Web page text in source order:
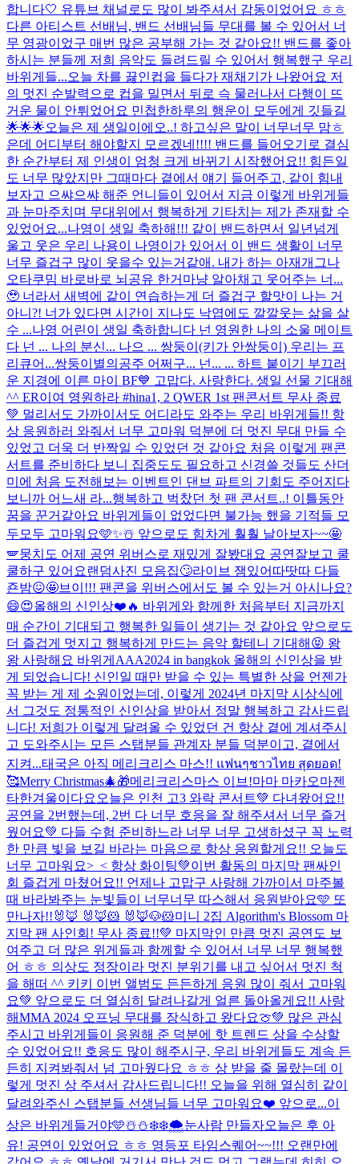
합니다🤍 유튜브 채널로도 많이 봐주셔서 감동이었어요 ㅎㅎ
다른 아티스트 선배님, 밴드 선배님들 무대를 볼 수 있어서 너
무 영광이었구 매번 많은 공부해 가는 것 같아요!! 밴드를 좋아
하시는 분들께 저희 음악도 들려드릴 수 있어서 행복했구 우리
바위게들...오늘 차를 끓인컵을 들다가 재채기가 나왔어요 저
의 멋진 순발력으로 컵을 밀면서 뒤로 슥 물러나서 다행이 뜨
거운 물이 안튀었어요 민첩한하루의 행운이 모두에게 깃들길
🌟🌟🌟오늘은 제 생일이에오..! 하고싶은 말이 너무너무 맘ㅎ
은데 어디부터 해야할지 모르겠네!!!! 밴드를 들어오기로 결심
한 순간부터 제 인생이 엄청 크게 바뀌기 시작했어요!! 힘든일
도 너무 많았지만 그때마다 곁에서 얘기 들어주고, 같이 힘내
보자고 으쌰으쌰 해준 언니들이 있어서 지금 이렇게 바위게들
과 눈마주치며 무대위에서 행복하게 기타치는 제가 존재할 수
있었어요...나영이 생일 축하해!!! 같이 밴드하면서 일년넘게
울고 웃은 우리 나용이 나영이가 있어서 이 밴드 생활이 너무
너무 즐겁구 많이 웃을수 있는거같애. 내가 하는 아재개그나
오타쿠밈 바로바로 뇌공유 한거마냥 알아채고 웃어주는 너...
🥹 너라서 새벽에 같이 연습하는게 더 즐겁구 할맛이 나는 거
아니?! 너가 있다면 시간이 지나도 낙엽에도 깔깔웃는 삶을 살
수 ...나영 어린이 생일 축하합니다 넌 영원한 나의 소울 메이트
다 넌 ... 나의 분신... 나으 ... 쌍둥이(키가 안쌍둥이) 우리는 프
리큐어...쌍둥이별의공주 어쩌구... 넌... ... 하트 붙이기 부끄러
운 지경에 이른 마이 BF💙 고맙다. 사랑한다. 생일 선물 기대해
^^ ER이여 영원하라 #hina1, 2 QWER 1st 팬콘서트 무사 종료
💚 멀리서도 가까이서도 어디라도 와주는 우리 바위게들!! 항
상 응원하러 와줘서 너무 고마워 덕분에 더 멋진 무대 만들 수
있었고 더욱 더 반짝일 수 있었던 것 같아요 처음 이렇게 팬콘
서트를 준비하다 보니 집중도도 필요하고 신경쓸 것들도 산더
미에 처음 도전해보는 이벤트인 댄브 파트의 기회도 주어지다
보니까 어느새 라...행복하고 벅찼던 첫 팬 콘서트..! 이틀동안
꿈을 꾼거같아요 바위게들이 없었다면 불가능 했을 기적들 모
두모두 고마워요🩵✨☃️ 앞으로도 힘차게 훨훨 날아보자~~🤩
🪽뭉치도 어제 공연 위버스로 재밌게 잘봤대요 공연잘보고 쿨
쿨하구 있어요랜덤사진 모음집🙄라이브 잼있어따땃따 다들
죤밤😖🤩브이!!! 팬콘을 위버스에서도 볼 수 있는거 아시나요?
😄😍올해의 신인상❤️🔥 바위게와 함께한 처음부터 지금까지
매 순간이 기대되고 행복한 일들이 생기는 것 같아요 앞으로도
더 즐겁게 멋지고 행복하게 만드는 음악 할테니 기대해😝 왕
왕 사랑해요 바위게 AAA2024 in bangkok 올해의 신인상을 받
게 되었습니다! 신인일 때만 받을 수 있는 특별한 상을 언젠가
꼭 받는 게 제 소원이었는데, 이렇게 2024년 마지막 시상식에
서 그것도 정통적인 신인상을 받아서 정말 행복하고 감사드립
니다! 저희가 이렇게 달려올 수 있었던 건 항상 곁에 계셔주시
고 도와주시는 모든 스탭분들 관계자 분들 덕분이고, 곁에서
지켜...태국은 아직 메리크리스 마스!! แฟนๆชาวไทย สุดยอด!
🥰Merry Christmas🎄🎁메리크리스마스 이브!마마 마카오마젠
타한겨울이다요 오늘은 인천 고3 와락 콘서트💚 다녀왔어요!!
공연을 2번했는데, 2번 다 너무 호응을 잘 해주셔서 너무 즐거
웠어요💚 다들 수험 준비하느라 너무 너무 고생하셨구 꼭 노력
한 만큼 빛을 보길 바라는 마음으로 항상 응원할게요!! 오늘도
너무 고마워요>_< 항상 화이팅💚이번 활동의 마지막 팬싸인
회 즐겁게 마쳤어요!! 언제나 고맙구 사랑해 가까이서 마주볼
때 바라봐주는 눈빛들이 너무너무 따스해서 응원받아요🩵 또
만나자!! 🐰🦊 🐰🦊🐹 🐰🦊🐶🐹미니 2집 Algorithm's Blossom 마
지막 팬 사인회! 무사 종료!!💚 마지막인 만큼 멋진 공연도 보
여주고 더 많은 위게들과 함께할 수 있어서 너무 너무 행복했
어 ㅎㅎ 의상도 정장이라 멋진 분위기를 내고 싶어서 멋진 척
을 해떠 ^^ 키키 이번 앨범도 든든하게 응원 많이 줘서 고마워
요💚 앞으로도 더 열심히 달려나갈게 얼른 돌아올게요!! 사랑
해MMA 2024 오프닝 무대를 장식하고 왔다요🍈💚 많은 관심
주시고 바위게들이 응원해 준 덕분에 핫 트렌드 상을 수상할
수 있었어요!! 호응도 많이 해주시구, 우리 바위게들도 계속 든
든히 지켜봐줘서 넘 고마웠다요 ㅎㅎ 상 받을 줄 몰랐는데 이
렇게 멋진 상 주셔서 감사드립니다!! 오늘을 위해 열심히 같이
달려와주신 스탭분들 선생님들 너무 고마워요❤️ 앞으로...이
상은 바위게들거야🩵☃️⛄️❄️❄️🌨️눈사람 만들자오늘은 후 아
유! 공연이 있었어요 ㅎㅎ 영등포 타임스퀘어~~!!! 오랜만에